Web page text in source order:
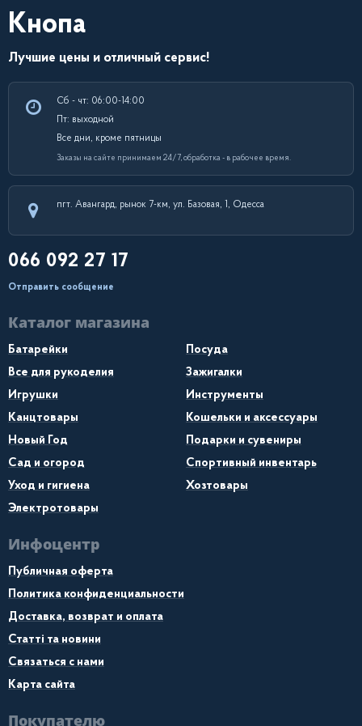
Кнопа
Лучшие цены и отличный сервис!
Сб - чт: 06:00-14:00
Пт: выходной
Все дни, кроме пятницы
Заказы на сайте принимаем 24/7, обработка - в рабочее время.
пгт. Авангард, рынок 7-км, ул. Базовая, 1, Одесса
066 092 27 17
Отправить сообщение
Каталог магазина
Батарейки
Посуда
Все для рукоделия
Зажигалки
Игрушки
Инструменты
Канцтовары
Кошельки и аксессуары
Новый Год
Подарки и сувениры
Сад и огород
Спортивный инвентарь
Уход и гигиена
Хозтовары
Электротовары
Инфоцентр
Публичная оферта
Политика конфиденциальности
Доставка, возврат и оплата
Статті та новини
Связаться с нами
Карта сайта
Покупателю